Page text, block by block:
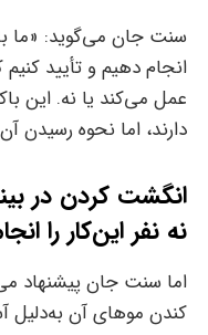
سنت جان می‌گوید: «ما
انجام دهیم و تأیید
عمل می‌کند یا نه. این
دارند، اما نحوه
نه نفر این‌کار را
اما سنت جان پیشنهاد
کندن موهای آن به‌دلیل